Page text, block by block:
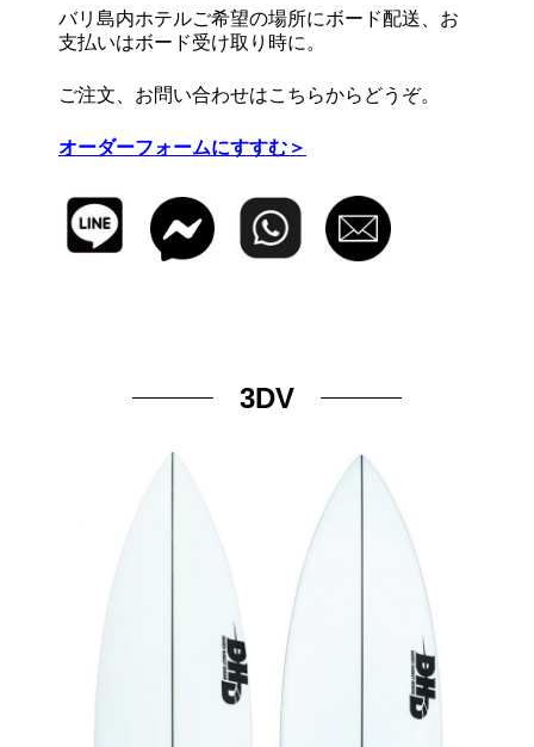
バリ島内ホテルご希望の場所にボード配送、お
支払いはボード受け取り時に。
ご注文、お問い合わせはこちらからどうぞ。
オーダーフォームにすすむ＞
3DV